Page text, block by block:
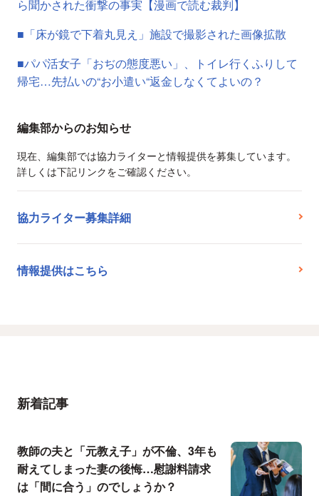
ら聞かされた衝撃の事実【漫画で読む裁判】
■「床が鏡で下着丸見え」施設で撮影された画像拡散
■パパ活女子「おぢの態度悪い」、トイレ行くふりして
帰宅…先払いの“お小遣い“返金しなくてよいの？
編集部からのお知らせ
現在、編集部では協力ライターと情報提供を募集しています。
詳しくは下記リンクをご確認ください。
協力ライター募集詳細
情報提供はこちら
新着記事
教師の夫と「元教え子」が不倫、3年も
耐えてしまった妻の後悔…慰謝料請求
は「間に合う」のでしょうか？